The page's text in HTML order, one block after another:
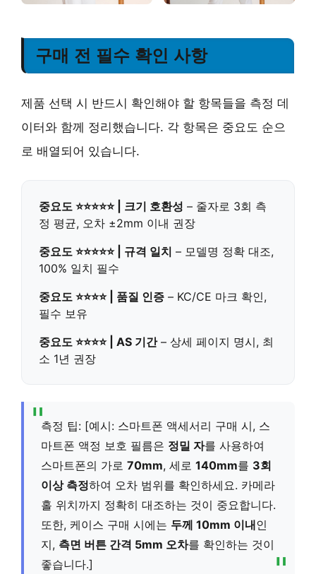
구매 전 필수 확인 사항
제품 선택 시 반드시 확인해야 할 항목들을 측정 데
이터와 함께 정리했습니다. 각 항목은 중요도 순으
로 배열되어 있습니다.
중요도 ⭐⭐⭐⭐⭐ | 크기 호환성 – 줄자로 3회 측
정 평균, 오차 ±2mm 이내 권장
중요도 ⭐⭐⭐⭐⭐ | 규격 일치 – 모델명 정확 대조,
100% 일치 필수
중요도 ⭐⭐⭐⭐ | 품질 인증 – KC/CE 마크 확인,
필수 보유
중요도 ⭐⭐⭐⭐ | AS 기간– 상세 페이지 명시, 최
소 1년 권장
측정 팁: [예시: 스마트폰 액세서리 구매 시, 스
마트폰 액정 보호 필름은 정밀 자를 사용하여
스마트폰의 가로 70mm, 세로 140mm를 3회
이상 측정하여 오차 범위를 확인하세요. 카메라
홀 위치까지 정확히 대조하는 것이 중요합니다.
또한, 케이스 구매 시에는 두께 10mm 이내인
지, 측면 버튼 간격 5mm 오차를 확인하는 것이
좋습니다.]